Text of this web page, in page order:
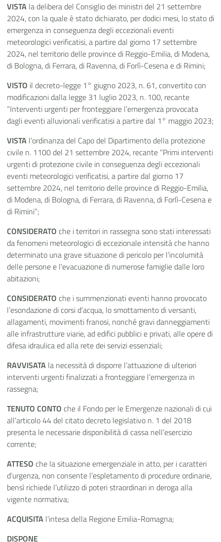
VISTA la delibera del Consiglio dei ministri del 21 settembre
2024, con la quale è stato dichiarato, per dodici mesi, lo stato di
emergenza in conseguenza degli eccezionali eventi
meteorologici verificatisi, a partire dal giorno 17 settembre
2024, nel territorio delle province di Reggio-Emilia, di Modena,
di Bologna, di Ferrara, di Ravenna, di Forlì-Cesena e di Rimini;
VISTO il decreto-legge 1° giugno 2023, n. 61, convertito con
modificazioni dalla legge 31 luglio 2023, n. 100, recante
“Interventi urgenti per fronteggiare l’emergenza provocata
dagli eventi alluvionali verificatisi a partire dal 1° maggio 2023;
VISTA l’ordinanza del Capo del Dipartimento della protezione
civile n. 1100 del 21 settembre 2024, recante “Primi interventi
urgenti di protezione civile in conseguenza degli eccezionali
eventi meteorologici verificatisi, a partire dal giorno 17
settembre 2024, nel territorio delle province di Reggio-Emilia,
di Modena, di Bologna, di Ferrara, di Ravenna, di Forlì-Cesena e
di Rimini”;
CONSIDERATO che i territori in rassegna sono stati interessati
da fenomeni meteorologici di eccezionale intensità che hanno
determinato una grave situazione di pericolo per l’incolumità
delle persone e l'evacuazione di numerose famiglie dalle loro
abitazioni;
CONSIDERATO che i summenzionati eventi hanno provocato
l’esondazione di corsi d’acqua, lo smottamento di versanti,
allagamenti, movimenti franosi, nonché gravi danneggiamenti
alle infrastrutture viarie, ad edifici pubblici e privati, alle opere di
difesa idraulica ed alla rete dei servizi essenziali;
RAVVISATA la necessità di disporre l’attuazione di ulteriori
interventi urgenti finalizzati a fronteggiare l’emergenza in
rassegna;
TENUTO CONTO che il Fondo per le Emergenze nazionali di cui
all’articolo 44 del citato decreto legislativo n. 1 del 2018
presenta le necessarie disponibilità di cassa nell’esercizio
corrente;
ATTESO che la situazione emergenziale in atto, per i caratteri
d’urgenza, non consente l’espletamento di procedure ordinarie,
bensì richiede l’utilizzo di poteri straordinari in deroga alla
vigente normativa;
ACQUISITA l’intesa della Regione Emilia-Romagna;
DISPONE